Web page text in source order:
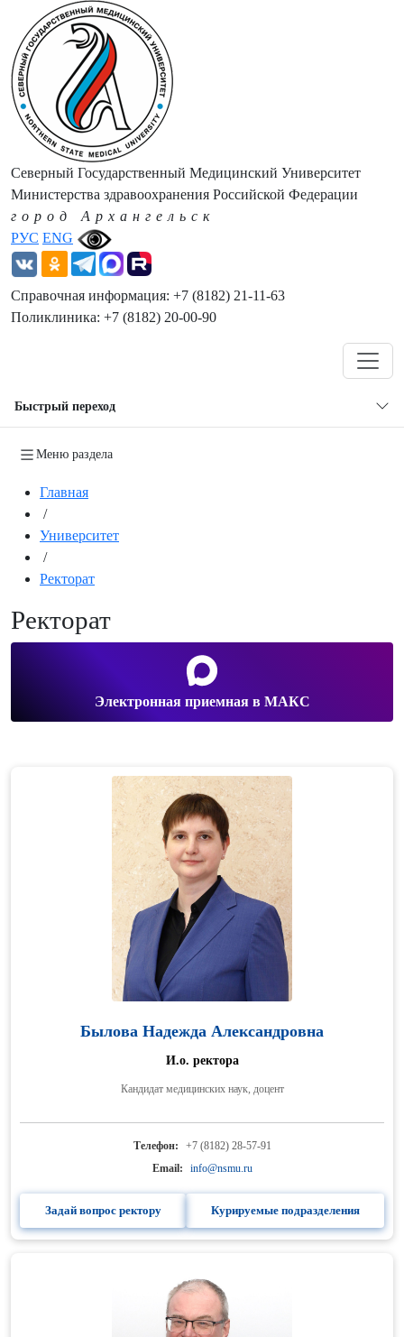
РУС ENG
Северный Государственный Медицинский Университет
Министерства здравоохранения Российской Федерации
город Архангельск
Справочная информация: +7 (8182) 21-11-63
Поликлиника: +7 (8182) 20-00-90
Быстрый переход
Меню раздела
Главная
/
Университет
/
Ректорат
Ректорат
Электронная приемная в МАКС
Былова Надежда Александровна
И.о. ректора
Кандидат медицинских наук, доцент
Телефон:
+7 (8182) 28-57-91
Email:
info@nsmu.ru
Задай вопрос ректору Курируемые подразделения